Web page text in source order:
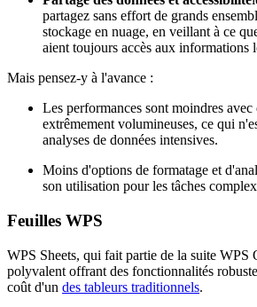
partagez sans effort de grands
stockage en nuage, en veillant à ce
aient toujours accès aux informations
Mais pensez-y à l'avance :
Les performances sont moindres avec
extrêmement volumineuses, ce qui
analyses de données intensives.
Moins d'options de formatage et
son utilisation pour les tâches
Feuilles WPS
WPS Sheets, qui fait partie de la suite WPS
polyvalent offrant des fonctionnalités
coût d'un des tableurs traditionnels.